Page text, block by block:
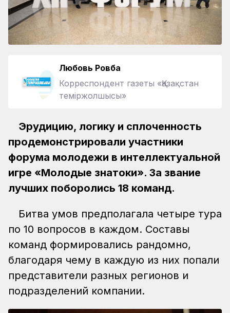
Любовь Ровба
Корреспондент газеты «Қазақстан
теміржолшысы»
Эрудицию, логику и сплоченность
продемонстрировали участники
форума молодежи в интеллектуальной
игре «Молодые знатоки». За звание
лучших поборолись 18 команд.
Битва умов предполагала четыре тура
по 10 вопросов в каждом. Составы
команд формировались рандомно,
благодаря чему в каждую из них попали
представители разных регионов и
подразделений компании.